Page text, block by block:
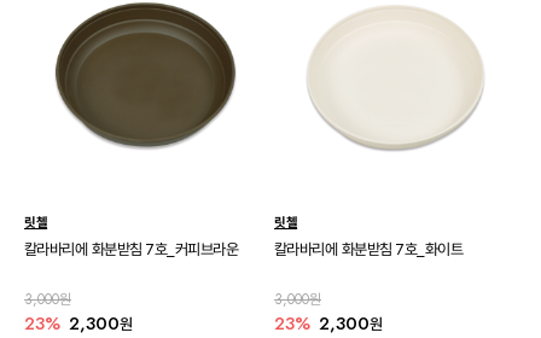
릿첼
칼라바리에 화분받침 7호_커피브라운
3,000원
23% 2,300원
릿첼
칼라바리에 화분받침 7호_화이트
3,000원
23% 2,300원